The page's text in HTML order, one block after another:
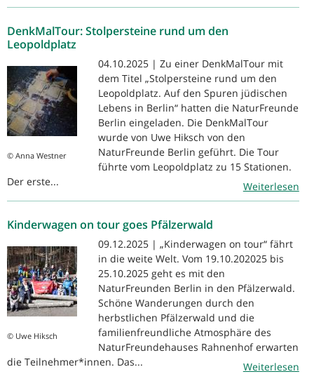
DenkMalTour: Stolpersteine rund um den
Leopoldplatz
© Anna Westner
04.10.2025 | Zu einer DenkMalTour mit
dem Titel „Stolpersteine rund um den
Leopoldplatz. Auf den Spuren jüdischen
Lebens in Berlin“ hatten die NaturFreunde
Berlin eingeladen. Die DenkMalTour
wurde von Uwe Hiksch von den
NaturFreunde Berlin geführt. Die Tour
führte vom Leopoldplatz zu 15 Stationen.
Der erste...
Weiterlesen
Kinderwagen on tour goes Pfälzerwald
© Uwe Hiksch
09.12.2025 | „Kinderwagen on tour“ fährt
in die weite Welt. Vom 19.10.202025 bis
25.10.2025 geht es mit den
NaturFreunden Berlin in den Pfälzerwald.
Schöne Wanderungen durch den
herbstlichen Pfälzerwald und die
familienfreundliche Atmosphäre des
NaturFreundehauses Rahnenhof erwarten
die Teilnehmer*innen. Das...
Weiterlesen